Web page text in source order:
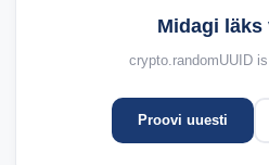
Midagi läks
crypto.randomUUID
Proovi uuesti